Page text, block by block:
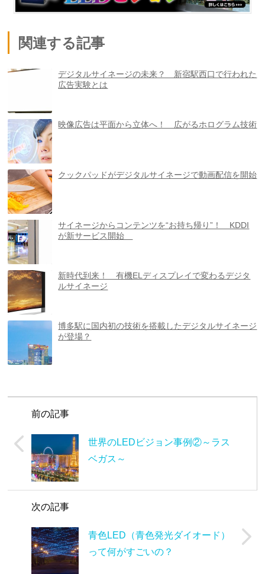
関連する記事
デジタルサイネージの未来？ 新宿駅西口で行われた
広告実験とは
映像広告は平面から立体へ！ 広がるホログラム技術
クックパッドがデジタルサイネージで動画配信を開始
サイネージからコンテンツを“お持ち帰り”！ KDDI
が新サービス開始
新時代到来！ 有機ELディスプレイで変わるデジタ
ルサイネージ
博多駅に国内初の技術を搭載したデジタルサイネージ
が登場？
前の記事
世界のLEDビジョン事例②～ラス
ベガス～
次の記事
青色LED（青色発光ダイオード）
って何がすごいの？